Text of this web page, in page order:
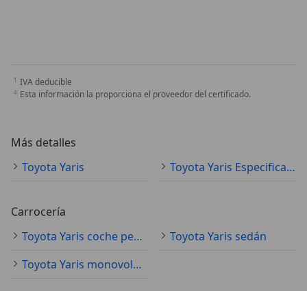
IVA deducible
Esta información la proporciona el proveedor del certificado.
Más detalles
Toyota Yaris
Toyota Yaris Especificaciones técnicas
Carrocería
Toyota Yaris coche pequeño
Toyota Yaris sedán
Toyota Yaris monovolumen